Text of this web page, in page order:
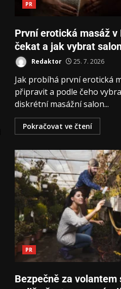
PR
První erotická masáž v
čekat a jak vybrat
Redaktor 25. 7. 2026
Jak probíhá první erotická
připravit a podle čeho
diskrétní masážní salon...
Pokračovat ve čtení
PR
Bezpečně za volantem